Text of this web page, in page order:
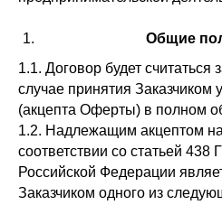
Общие
1.1. Договор будет считаться
случае принятия
(акцепта Оферты) в полном
1.2. Надлежащим акцептом
соответствии со статьей 438
Российской Федерации
Заказчиком одного из